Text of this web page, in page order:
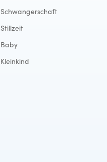
Schwangerschaft
Stillzeit
Baby
Kleinkind